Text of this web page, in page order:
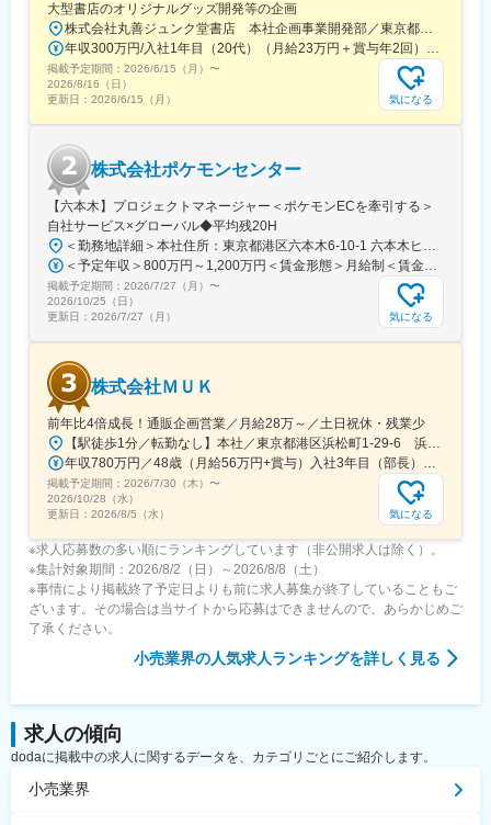
大型書店のオリジナルグッズ開発等の企画
株式会社丸善ジュンク堂書店 本社企画事業開発部／東京都中央区新川1-28-23 東京ダイヤビルディング5号館9階★東京メトロ「茅場町駅」徒歩8分★JR・東京メトロ「八丁堀駅」（B4出口）徒歩5分
年収300万円/入社1年目（20代）（月給23万円＋賞与年2回） 年収390万円/入社5年目（30代）（月給30万円＋賞与年2回）
掲載予定期間： 2026/6/15（月） 〜
2026/8/16（日）
更新日： 2026/6/15（月） 気になる
株式会社ポケモンセンター
【六本木】プロジェクトマネージャー＜ポケモンECを牽引する＞
自社サービス×グローバル◆平均残20H
＜勤務地詳細＞本社住所：東京都港区六本木6-10-1 六本木ヒルズ森タワー47F受動喫煙対策：屋内全面禁煙変更の範囲：会社の定める事業所（リモートワーク含む）
＜予定年収＞800万円～1,200万円＜賃金形態＞月給制＜賃金内訳＞月額（基本給）：598,822円～837,000円固定残業手当/月：109,011円～163,480円（固定残業時間25時間0分/月）超過した時間外労働の残業手当は追加支給＜月給＞707,833円～1,000,480円（一律手当を含む）＜昇給有無＞有＜残業手当＞有賃金はあくまでも目安の金額であり、選考を通じて上下する可能性があります。月給(月額)は固定手当を含めた表記です。
掲載予定期間： 2026/7/27（月） 〜
2026/10/25（日）
更新日： 2026/7/27（月） 気になる
株式会社ＭＵＫ
前年比4倍成長！通販企画営業／月給28万～／土日祝休・残業少
【駅徒歩1分／転勤なし】本社／東京都港区浜松町1-29-6 浜松町セントラルビル2階＜アクセス＞・都営地下鉄都営浅草線「大門駅」より徒歩1分・JR山手線「浜松町駅」より徒歩2分※受動喫煙対策：屋内禁煙
年収780万円／48歳（月給56万円+賞与）入社3年目（部長） 年収525万円／28歳（月給37.5万円+賞与）入社3年目（課長）
掲載予定期間： 2026/7/30（木） 〜
2026/10/28（水）
更新日： 2026/8/5（水） 気になる
※求人応募数の多い順にランキングしています（非公開求人は除く）。
※集計対象期間：2026/8/2（日）～2026/8/8（土）
※事情により掲載終了予定日よりも前に求人募集が終了していることもご
ざいます。その場合は当サイトから応募はできませんので、あらかじめご
了承ください。
小売業界の人気求人ランキングを詳しく見る
求人の傾向
dodaに掲載中の求人に関するデータを、カテゴリごとにご紹介します。
小売業界